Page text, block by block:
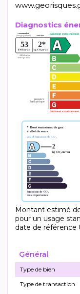
Diagnostics
Montant estimé
pour un usage
date de référence
Général
Type de bien
Type de transaction